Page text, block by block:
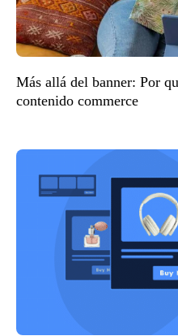
Más allá del banner: Por
contenido commerce